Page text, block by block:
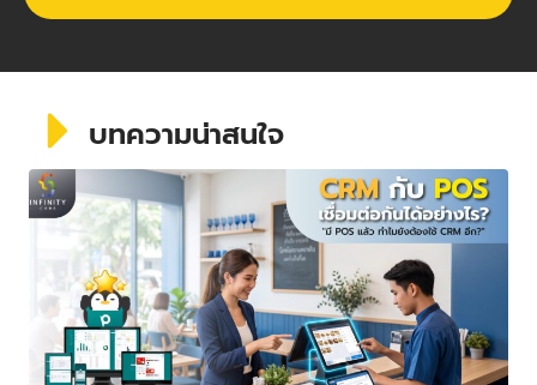
บทความน่าสนใจ
P
a
g
e
a
g
e
a
g
e
P
a
g
P
a
g
e